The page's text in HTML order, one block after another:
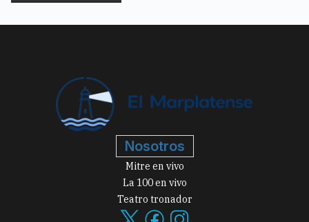
Nosotros
Mitre en vivo
La 100 en vivo
Teatro tronador